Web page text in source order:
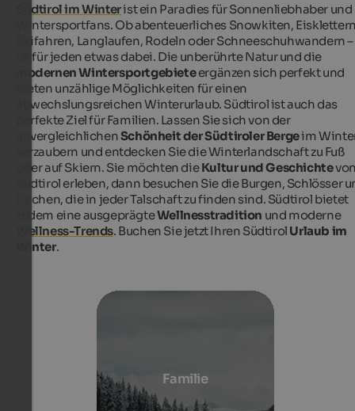
Südtirol im Winterist ein Paradies für Sonnenliebhaber und
Wintersportfans. Ob abenteuerliches Snowkiten,
Skifahren, Langlaufen, Rodeln oder Schneeschuhwandern –
ist für jeden etwas dabei. Die unberührte Natur und die
modernen Wintersportgebieteergänzen sich perfekt und
bieten unzählige Möglichkeiten für einen
abwechslungsreichen Winterurlaub. Südtirol ist auch das
perfekte Ziel für Familien. Lassen Sie sich von der
unvergleichlichenSchönheit der Südtiroler Bergeim
verzaubern und entdecken Sie die Winterlandschaft zu Fuß
oder auf Skiern. Sie möchten dieKultur und Geschichte
Südtirol erleben, dann besuchen Sie die Burgen, Schlösser
Kirchen, die in jeder Talschaft zu finden sind. Südtirol bietet
zudem eine ausgeprägteWellnesstradition und moderne
Wellness-Trends. Buchen Sie jetzt Ihren Südtirol Urlaub im
Winter.
Familie